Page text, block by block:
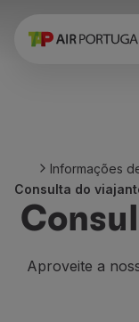
Reservar
Stopover
Informações de
Bagagem
Viajar com
Bebés e
Informações
Consulta do
Aproveite a